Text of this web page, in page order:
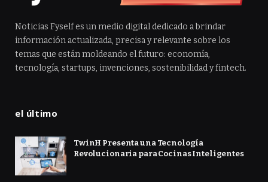
Noticias Fyself es un medio digital dedicado a brindar
información actualizada, precisa y relevante sobre los
temas que están moldeando el futuro: economía,
tecnología, startups, invenciones, sostenibilidad y fintech.
el último
TwinH Presenta una Tecnología
Revolucionaria para Cocinas Inteligentes